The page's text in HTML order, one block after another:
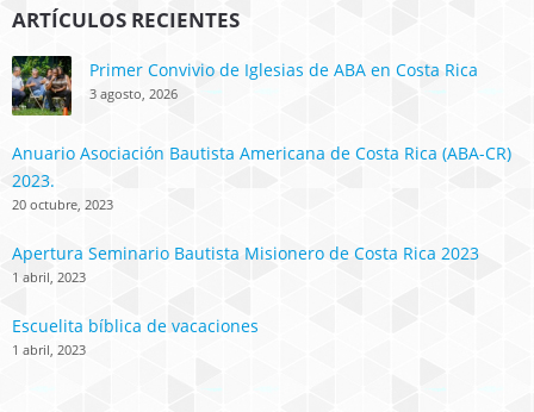
ARTÍCULOS RECIENTES
Primer Convivio de Iglesias de ABA en Costa Rica
3 agosto, 2026
Anuario Asociación Bautista Americana de Costa Rica (ABA-CR)
2023.
20 octubre, 2023
Apertura Seminario Bautista Misionero de Costa Rica 2023
1 abril, 2023
Escuelita bíblica de vacaciones
1 abril, 2023